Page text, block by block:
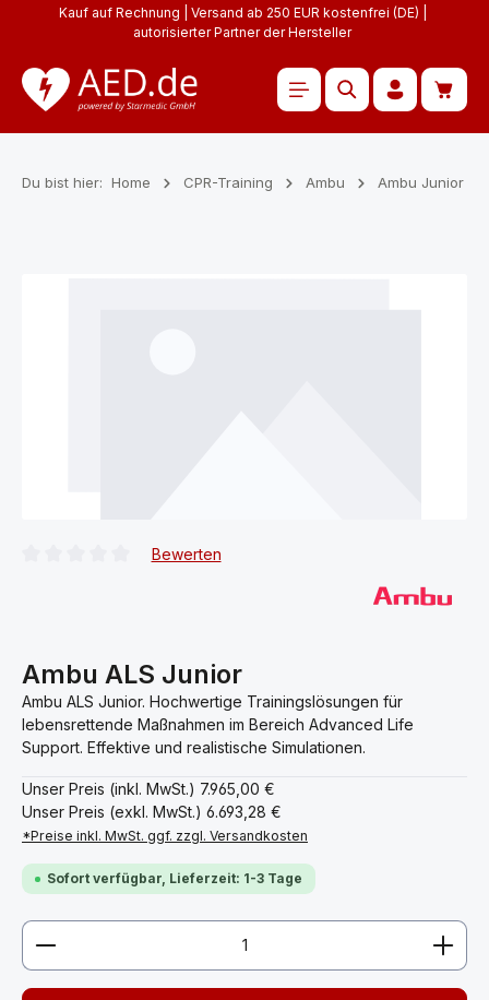
Zum Hauptinhalt springen
Kauf auf Rechnung | Versand ab 250 EUR kostenfrei (DE) |
autorisierter Partner der Hersteller
Du bist hier: Home CPR-Training Ambu Ambu Junior
Bewerten
Ambu ALS Junior
Ambu ALS Junior. Hochwertige Trainingslösungen für
lebensrettende Maßnahmen im Bereich Advanced Life
Support. Effektive und realistische Simulationen.
Unser Preis (inkl. MwSt.) 7.965,00 €
Unser Preis (exkl. MwSt.) 6.693,28 €
*Preise inkl. MwSt. ggf. zzgl. Versandkosten
Sofort verfügbar, Lieferzeit: 1-3 Tage
Produkt Anzahl: Gib den gewünschten Wert ein